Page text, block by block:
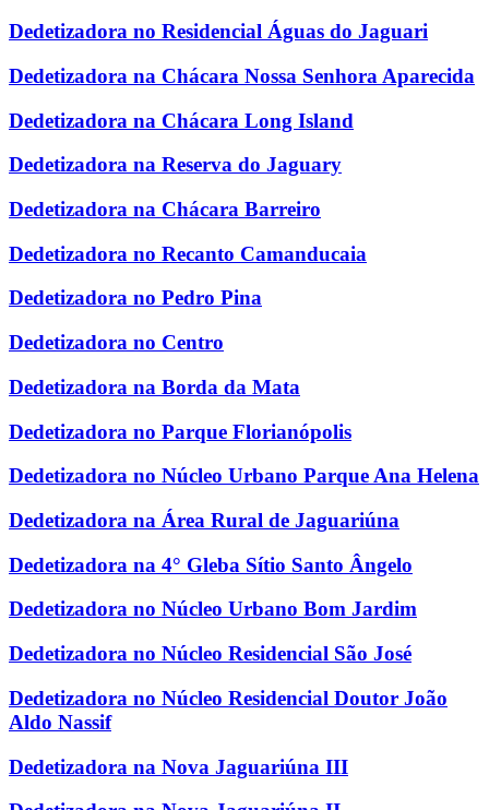
Dedetizadora no Residencial Águas do Jaguari
Dedetizadora na Chácara Nossa Senhora Aparecida
Dedetizadora na Chácara Long Island
Dedetizadora na Reserva do Jaguary
Dedetizadora na Chácara Barreiro
Dedetizadora no Recanto Camanducaia
Dedetizadora no Pedro Pina
Dedetizadora no Centro
Dedetizadora na Borda da Mata
Dedetizadora no Parque Florianópolis
Dedetizadora no Núcleo Urbano Parque Ana Helena
Dedetizadora na Área Rural de Jaguariúna
Dedetizadora na 4° Gleba Sítio Santo Ângelo
Dedetizadora no Núcleo Urbano Bom Jardim
Dedetizadora no Núcleo Residencial São José
Dedetizadora no Núcleo Residencial Doutor João
Aldo Nassif
Dedetizadora na Nova Jaguariúna III